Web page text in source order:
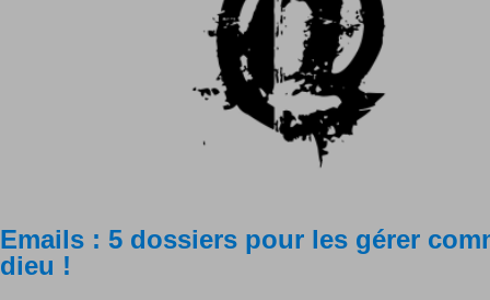
Emails : 5 dossiers pour les gérer
dieu !